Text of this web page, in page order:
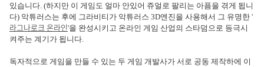
있습니다. (하지만 이 게임도 얼마 안있어 쥬얼로 팔리는 아픔을 겪게 됩니
다) 악튜러스는 후에 그라비티가 악튜러스 3D엔진을 사용해서 그 유명한 '
라그나로크 온라인'을 완성시키고 온라인 게임 산업의 스타덤으로 등극시
켜주는 계기가 됩니다.
독자적으로 게임을 만들 수 있는 두 게임 개발사가 서로 공동 제작하에 이